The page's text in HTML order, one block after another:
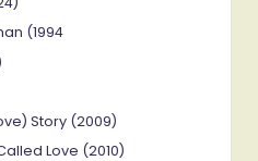
(1994
Story (2009)
Love (2010)